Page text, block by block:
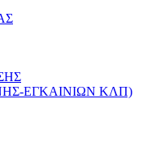
ΕΓΚΑΙΝΙΩΝ ΚΛΠ)